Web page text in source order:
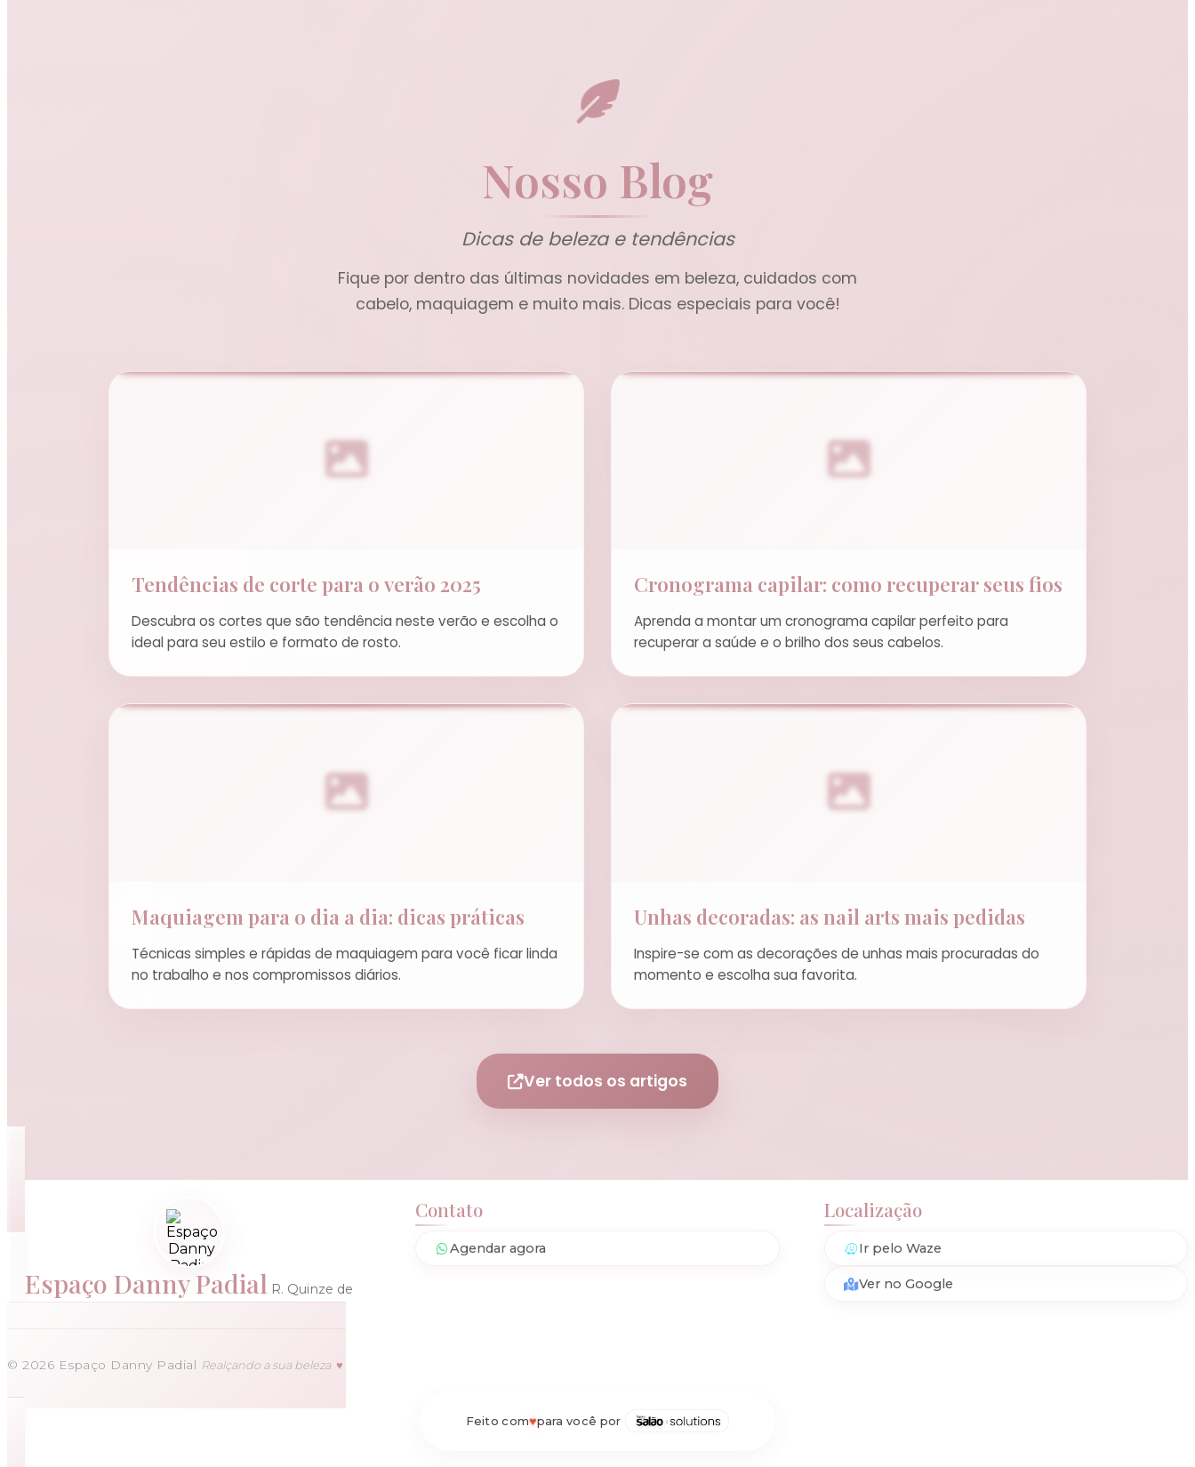
Nosso Blog
Dicas de beleza e tendências
Fique por dentro das últimas novidades em beleza, cuidados com
cabelo, maquiagem e muito mais. Dicas especiais para você!
Tendências de corte para o verão 2025
Descubra os cortes que são tendência neste verão e escolha o
ideal para seu estilo e formato de rosto.
Cronograma capilar: como recuperar seus fios
Aprenda a montar um cronograma capilar perfeito para
recuperar a saúde e o brilho dos seus cabelos.
Maquiagem para o dia a dia: dicas práticas
Técnicas simples e rápidas de maquiagem para você ficar linda
no trabalho e nos compromissos diários.
Unhas decoradas: as nail arts mais pedidas
Inspire-se com as decorações de unhas mais procuradas do
momento e escolha sua favorita.
Ver todos os artigos
Espaço Danny Padial R. Quinze de
Contato
Agendar agora
Localização
Ir pelo Waze
Ver no Google
© 2026 Espaço Danny Padial Realçando a sua beleza ♥
Feito com♥para você por